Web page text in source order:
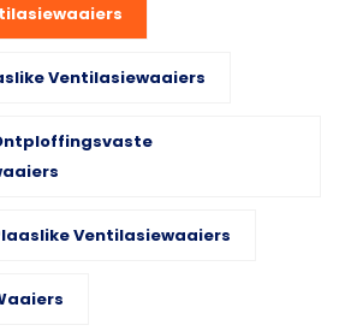
Ventilasiewaaiers
Ventilasiewaaiers